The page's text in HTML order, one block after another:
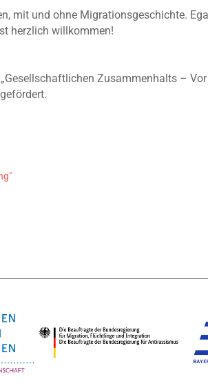
mit und ohne Migrationsgeschichte.
herzlich willkommen!
Zusammenhalts –